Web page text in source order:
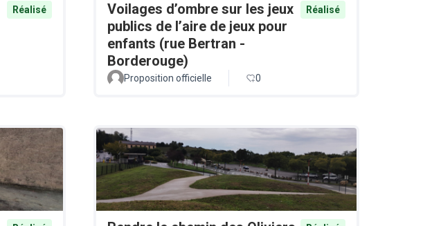
Réalisé
Voilages d’ombre sur les jeux
publics de l’aire de jeux pour
enfants (rue Bertran -
Borderouge)
Réalisé
Proposition officielle 0